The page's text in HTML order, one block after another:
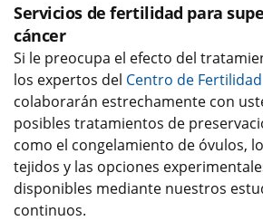
Servicios de fertilidad para
cáncer
Si le preocupa el efecto del
los expertos del Centro de
colaborarán estrechamente con
posibles tratamientos de
como el congelamiento de óvulos,
tejidos y las opciones
disponibles mediante nuestros
continuos.